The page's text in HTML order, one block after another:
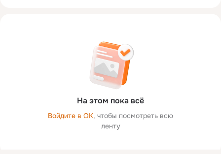
На этом пока всё
Войдите в ОК, чтобы посмотреть всю
ленту